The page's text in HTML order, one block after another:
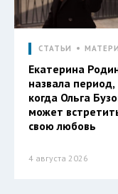
СТАТЬИ
Екатерина
назвала период,
когда Ольга
может
свою любовь
4 августа 2026